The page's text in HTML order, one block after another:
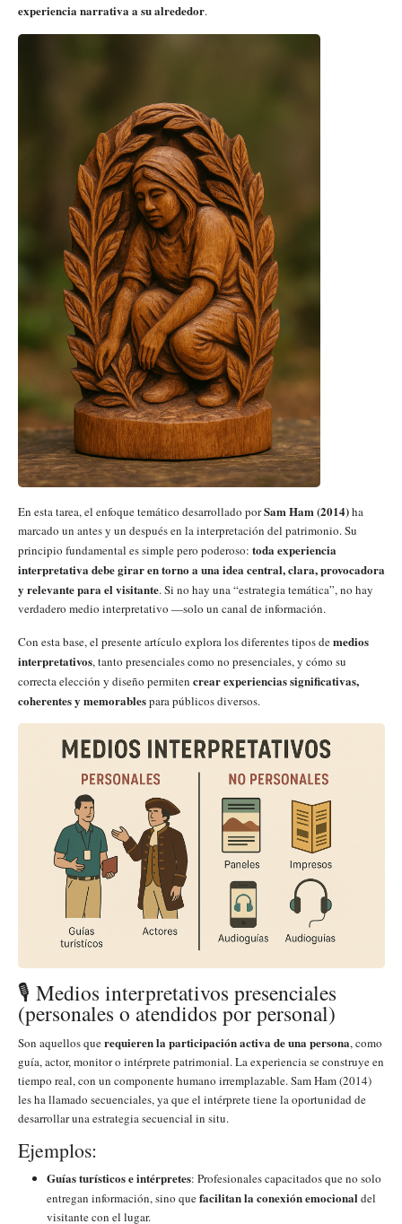
experiencia narrativa a su alrededor.
En esta tarea, el enfoque temático desarrollado porSam Ham (2014)ha
marcado un antes y un después en la interpretación del patrimonio. Su
principio fundamental es simple pero poderoso: toda experiencia
interpretativa debe girar en torno a una idea central, clara, provocadora
y relevante para el visitante. Si no hay una “estrategia temática”, no hay
verdadero medio interpretativo —solo un canal de información.
Con esta base, el presente artículo explora los diferentes tipos demedios
interpretativos, tanto presenciales como no presenciales, y cómo su
correcta elección y diseño permiten crear experiencias significativas,
coherentes y memorablespara públicos diversos.
🎙️ Medios interpretativos presenciales
(personales o atendidos por personal)
Son aquellos querequieren la participación activa de una persona, como
guía, actor, monitor o intérprete patrimonial. La experiencia se construye en
tiempo real, con un componente humano irremplazable. Sam Ham (2014)
les ha llamado secuenciales, ya que el intérprete tiene la oportunidad de
desarrollar una estrategia secuencial in situ.
Ejemplos:
Guías turísticos e intérpretes: Profesionales capacitados que no solo
entregan información, sino quefacilitan la conexión emocionaldel
visitante con el lugar.